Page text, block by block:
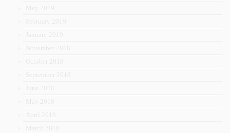
May 2019
February 2019
January 2019
November 2018
October 2018
September 2018
June 2018
May 2018
April 2018
March 2018